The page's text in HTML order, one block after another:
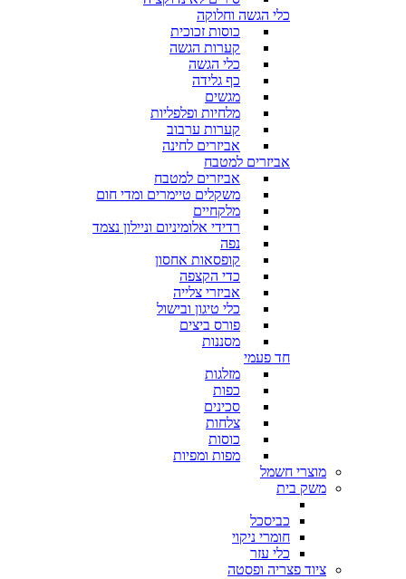
כלי הגשה וחלוקה
כוסות זכוכית
קערות הגשה
כלי הגשה
כף גלידה
מגשים
מלחיות ופלפליות
קערות ערבוב
אביזרים לחינה
אביזרים למטבח
אביזרים למטבח
משקלים טיימרים ומדי חום
מלקחיים
רדידי אלומיניום וניילון נצמד
נפה
קופסאות אחסון
כדי הקצפה
אביזרי צלייה
כלי טיגון ובישול
פורס ביצים
מסננות
חד פעמי
מזלגות
כפות
סכינים
צלחות
כוסות
מפות ומפיות
מוצרי חשמל
משק בית
כביסכל
חומרי ניקוי
כלי עזר
ציוד פצריה ופסטה